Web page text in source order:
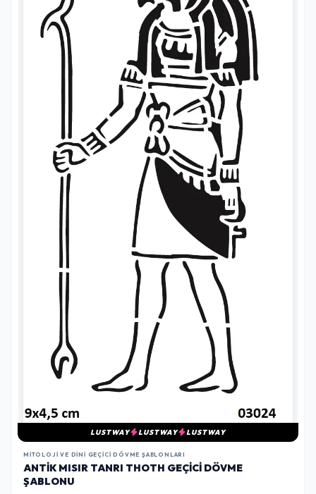
LUSTWAY LUSTWAY LUSTWAY
MITOLOJI VE DINI GEÇICI DÖVME ŞABLONLARI
ANTIK MISIR TANRI THOTH GEÇICI DÖVME
ŞABLONU